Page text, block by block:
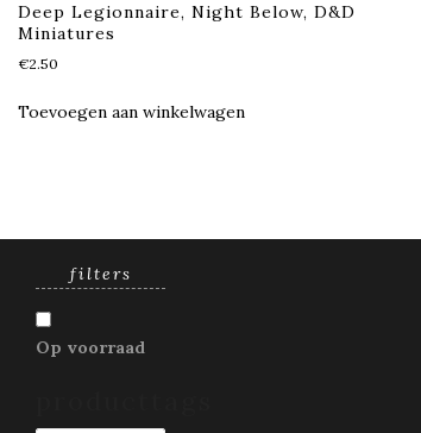
Deep Legionnaire, Night Below, D&D
Miniatures
€2.50
Toevoegen aan winkelwagen
filters
Op voorraad